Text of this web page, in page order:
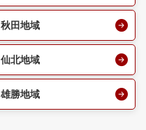
秋田地域
仙北地域
雄勝地域